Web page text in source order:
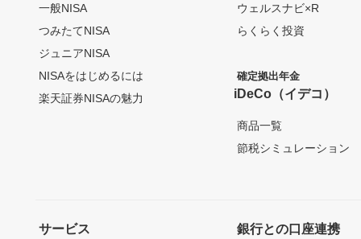
一般NISA
つみたてNISA
ジュニアNISA
NISAをはじめるには
楽天証券NISAの魅力
ウェルスナビ×R
らくらく投資
確定拠出年金
iDeCo（イデコ）
商品一覧
節税シミュレーション
サービス 銀行との口座連携